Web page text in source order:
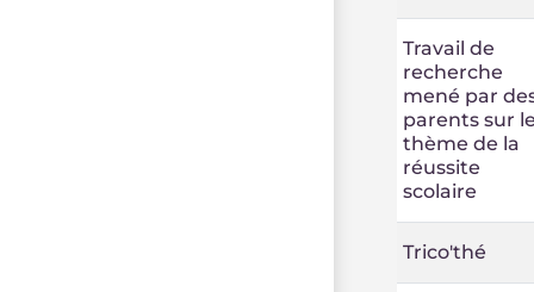
Travail de
recherche
mené par
parents sur
thème de la
réussite
scolaire
Trico'thé